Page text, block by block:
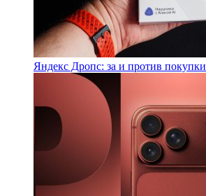
Яндекс Дропс: за и против покупки